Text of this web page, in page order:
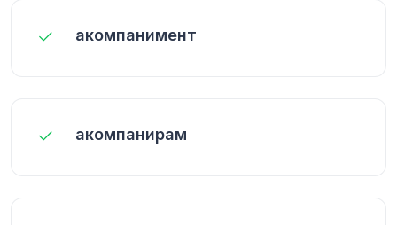
акомпанимент
акомпанирам